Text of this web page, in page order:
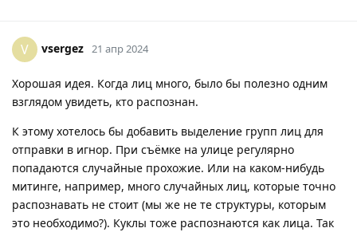
V vsergez 21 апр 2024
Хорошая идея. Когда лиц много, было бы полезно одним
взглядом увидеть, кто распознан.
К этому хотелось бы добавить выделение групп лиц для
отправки в игнор. При съёмке на улице регулярно
попадаются случайные прохожие. Или на каком-нибудь
митинге, например, много случайных лиц, которые точно
распознавать не стоит (мы же не те структуры, которым
это необходимо?). Куклы тоже распознаются как лица. Так